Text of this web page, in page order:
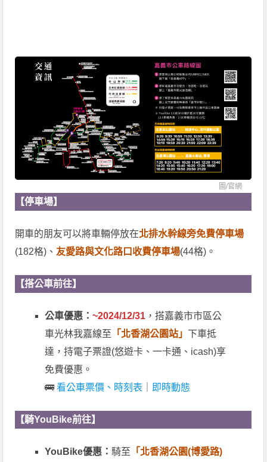
圖/官網
【停車場】
開車的朋友可以將車輛停放在北排水幹線旁免費停車場
(182格)、 友愛路與文化路口收費停車場(44格)。
【搭公車前往】
公車優惠：~2024/12/31 ，搭嘉義市市區公
車光林我嘉線至 「北香湖公園站」 下車抵
達，持電子票證(悠遊卡、一卡通、icash)享
免費優惠。
🚌看公車票價、時刻表 即時動態
【騎YouBike前往】
YouBike優惠： 騎至 「北香湖公園(博愛路)